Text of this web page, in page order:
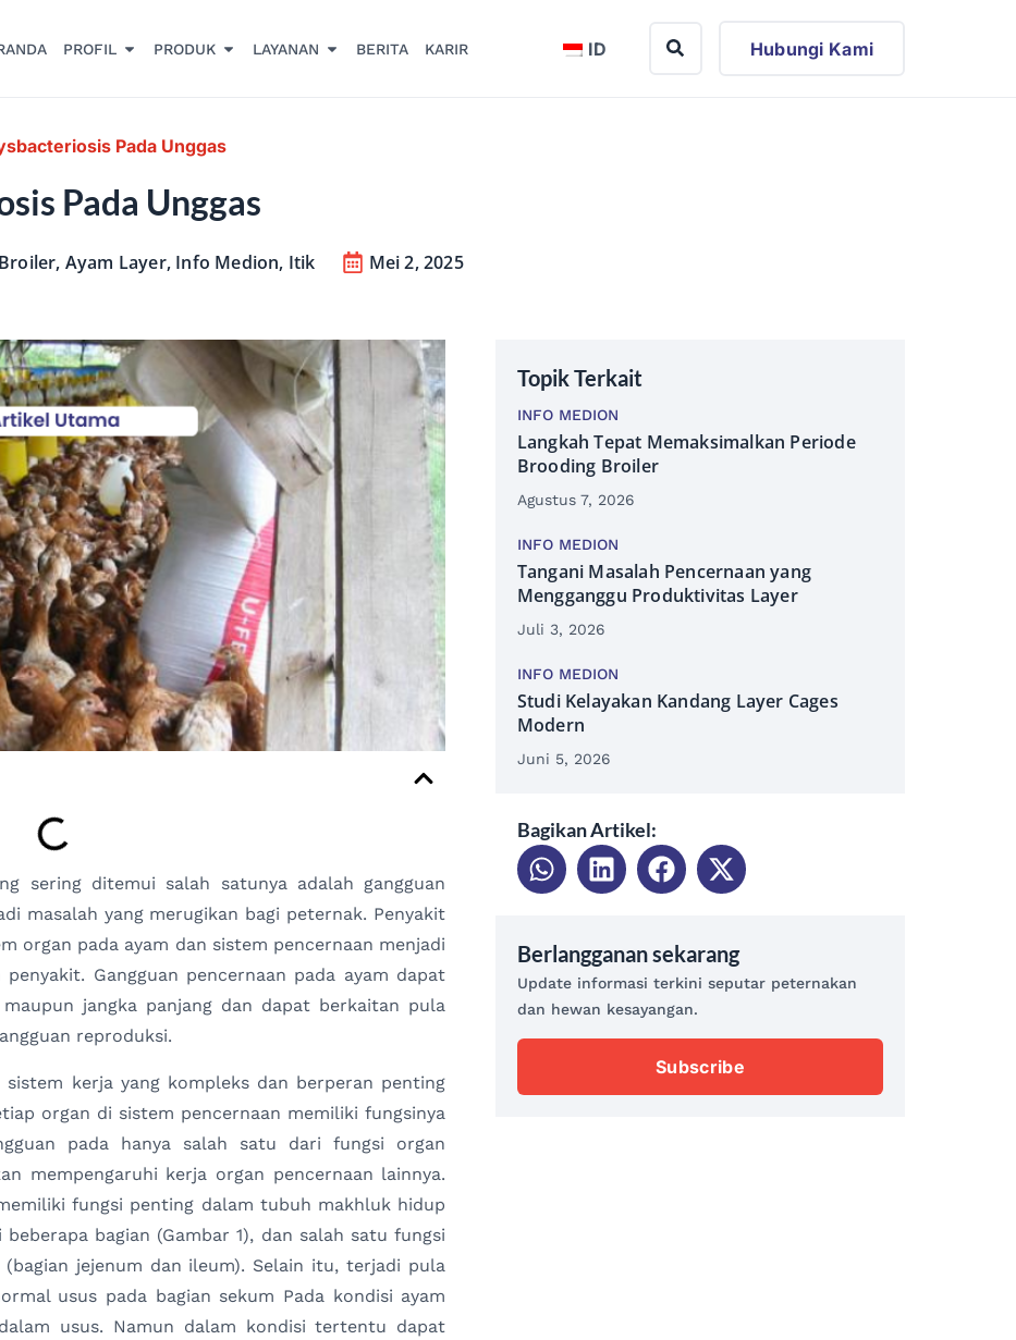
PROFIL PRODUK LAYANAN BERITA KARIR ID Hubungi Kami
Pada Unggas
Pada Unggas
, Ayam Layer, Info Medion, Itik Mei 2, 2025
sering ditemui salah satunya adalah gangguan
masalah yang merugikan bagi peternak. Penyakit
organ pada ayam dan sistem pencernaan menjadi
Gangguan pencernaan pada ayam dapat
jangka panjang dan dapat berkaitan pula
reproduksi.
sistem kerja yang kompleks dan berperan penting
organ di sistem pencernaan memiliki fungsinya
pada hanya salah satu dari fungsi organ
mempengaruhi kerja organ pencernaan lainnya.
fungsi penting dalam tubuh makhluk hidup
bagian (Gambar 1), dan salah satu fungsi
jejenum dan ileum). Selain itu, terjadi pula
usus pada bagian sekum Pada kondisi ayam
usus. Namun dalam kondisi tertentu dapat
Topik Terkait
INFO MEDION
Langkah Tepat Memaksimalkan Periode
Brooding Broiler
Agustus 7, 2026
INFO MEDION
Tangani Masalah Pencernaan yang
Mengganggu Produktivitas Layer
Juli 3, 2026
INFO MEDION
Studi Kelayakan Kandang Layer Cages
Modern
Juni 5, 2026
Bagikan Artikel:
Berlangganan sekarang
Update informasi terkini seputar peternakan
dan hewan kesayangan.
Subscribe